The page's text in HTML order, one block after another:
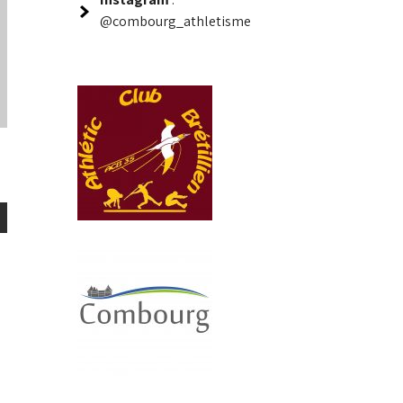
@combourg_athletisme